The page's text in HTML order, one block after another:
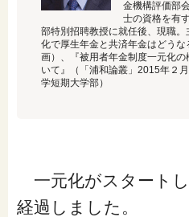
「年金」に関する記事
「健康」に関する記事
「家計」に関する記事
金機構評価部
士の資格を有
部特別招聘教授に就任後、現職
化で厚生年金と共済年金はどう
画）、『被用者年金制度一元化
いて』（「浦和論叢」2015年２
学短期大学部）
一元化がスタート
経過しました。